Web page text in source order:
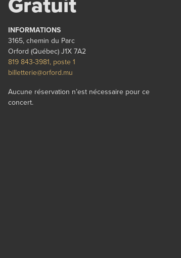
Gratuit
INFORMATIONS
3165, chemin du Parc
Orford (Québec) J1X 7A2
819 843-3981, poste 1
billetterie@orford.mu
Aucune réservation n’est nécessaire pour ce
concert.